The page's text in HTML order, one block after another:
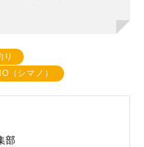
り
（シマノ）
部